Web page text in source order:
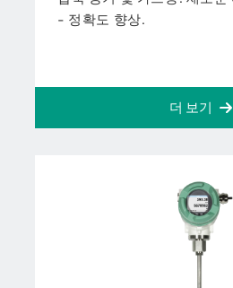
- 정확도 향상.
더 보기